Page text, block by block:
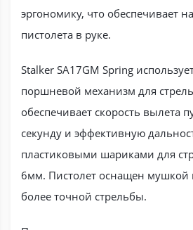
эргономику, что обеспечивает
пистолета в руке.
Stalker SA17GM Spring
поршневой механизм для
обеспечивает скорость вылета
секунду и эффективную
пластиковыми шариками для
6мм. Пистолет оснащен мушкой
более точной стрельбы.